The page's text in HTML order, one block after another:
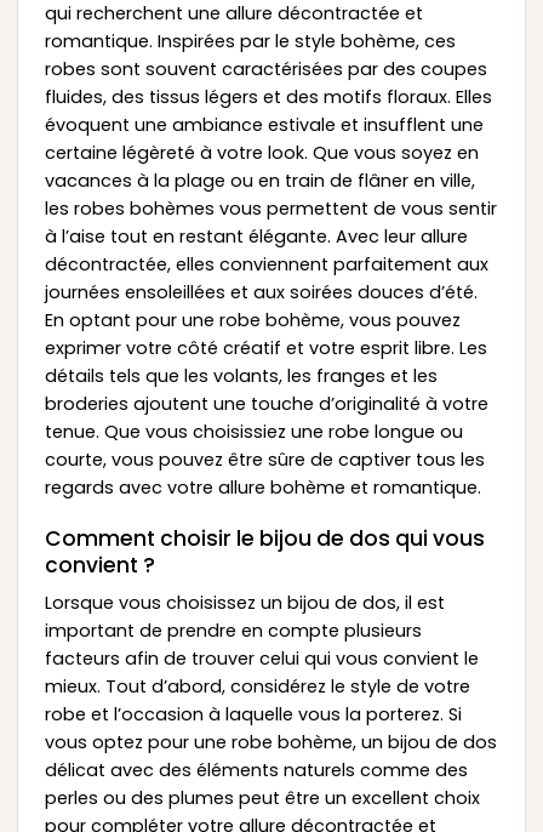
qui recherchent une allure décontractée et
romantique. Inspirées par le style bohème, ces
robes sont souvent caractérisées par des coupes
fluides, des tissus légers et des motifs floraux. Elles
évoquent une ambiance estivale et insufflent une
certaine légèreté à votre look. Que vous soyez en
vacances à la plage ou en train de flâner en ville,
les robes bohèmes vous permettent de vous sentir
à l’aise tout en restant élégante. Avec leur allure
décontractée, elles conviennent parfaitement aux
journées ensoleillées et aux soirées douces d’été.
En optant pour une robe bohème, vous pouvez
exprimer votre côté créatif et votre esprit libre. Les
détails tels que les volants, les franges et les
broderies ajoutent une touche d’originalité à votre
tenue. Que vous choisissiez une robe longue ou
courte, vous pouvez être sûre de captiver tous les
regards avec votre allure bohème et romantique.
Comment choisir le bijou de dos qui vous
convient ?
Lorsque vous choisissez un bijou de dos, il est
important de prendre en compte plusieurs
facteurs afin de trouver celui qui vous convient le
mieux. Tout d’abord, considérez le style de votre
robe et l’occasion à laquelle vous la porterez. Si
vous optez pour une robe bohème, un bijou de dos
délicat avec des éléments naturels comme des
perles ou des plumes peut être un excellent choix
pour compléter votre allure décontractée et